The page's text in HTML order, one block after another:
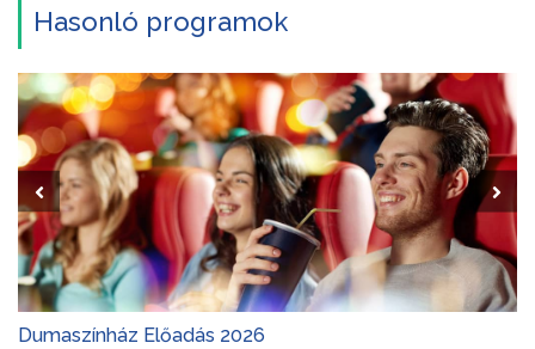
Hasonló programok
Dumaszínház Előadás 2026